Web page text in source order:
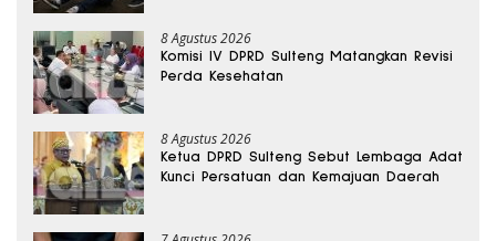
8 Agustus 2026
Komisi IV DPRD Sulteng Matangkan Revisi
Perda Kesehatan
8 Agustus 2026
Ketua DPRD Sulteng Sebut Lembaga Adat
Kunci Persatuan dan Kemajuan Daerah